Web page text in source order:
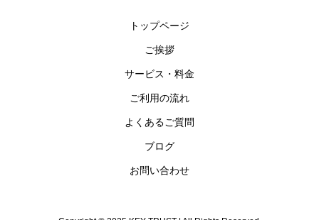
トップページ
ご挨拶
サービス・料金
ご利用の流れ
よくあるご質問
ブログ
お問い合わせ